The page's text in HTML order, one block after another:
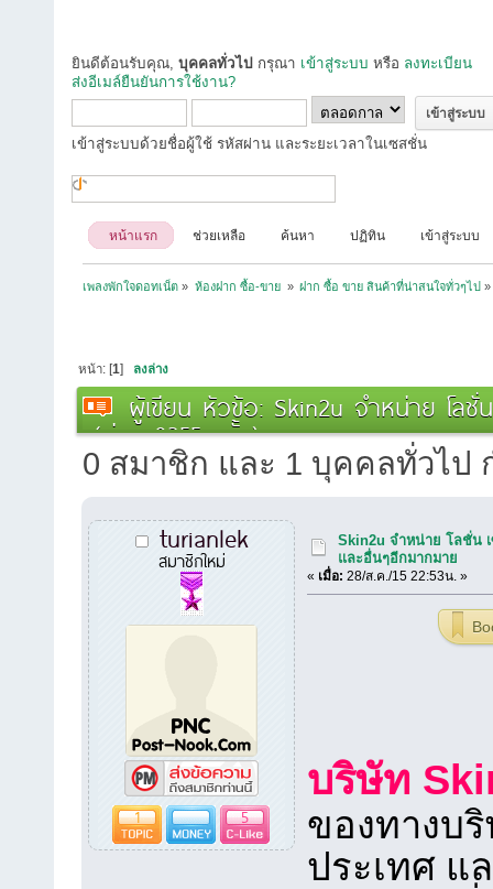
ยินดีต้อนรับคุณ, บุคคลทั่วไป กรุณา เข้าสู่ระบบ หรือ ลงทะเบียน
ส่งอีเมล์ยืนยันการใช้งาน?
เข้าสู่ระบบด้วยชื่อผู้ใช้ รหัสผ่าน และระยะเวลาในเซสชั่น
หน้าแรก ช่วยเหลือ ค้นหา ปฏิทิน เข้าสู่ระบบ
เพลงพักใจดอทเน็ต » ห้องฝาก ซื้อ-ขาย » ฝาก ซื้อ ขาย สินค้าที่น่าสนใจทั่วๆไป »
หน้า: [1] ลงล่าง
ผู้เขียน หัวข้อ: Skin2u จำหน่าย โล
(อ่าน 8355 ครั้ง)
0 สมาชิก และ 1 บุคคลทั่วไป
turianlek
สมาชิกใหม่
1 5
Skin2u จำหน่าย โลชั่น
และอื่นๆอีกมากมาย
« เมื่อ: 28/ส.ค./15 22:53น. »
บริษัท
ของทางบ
ประเทศ แ